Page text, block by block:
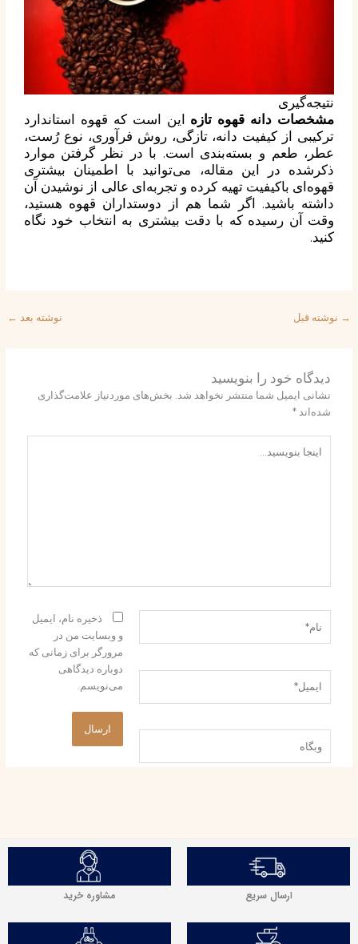
نتیجه‌گیری
مشخصات دانه قهوه تازه این است که قهوه استاندارد
ترکیبی از کیفیت دانه، تازگی، روش فرآوری، نوع رُست،
عطر، طعم و بسته‌بندی است. با در نظر گرفتن موارد
ذکرشده در این مقاله، می‌توانید با اطمینان بیشتری
قهوه‌ای باکیفیت تهیه کرده و تجربه‌ای عالی از نوشیدن آن
داشته باشید. اگر شما هم از دوستداران قهوه هستید،
وقت آن رسیده که با دقت بیشتری به انتخاب خود نگاه
کنید.
نوشته قبل نوشته بعد←
دیدگاه‌ خود را بنویسید
نشانی ایمیل شما منتشر نخواهد شد. بخش‌های موردنیاز علامت‌گذاری
شده‌اند*
بنویسید…
ذخیره نام، ایمیل
و وبسایت من در
مرورگر برای زمانی که
دوباره دیدگاهی
می‌نویسم.
ارسال سریع مشاوره خرید